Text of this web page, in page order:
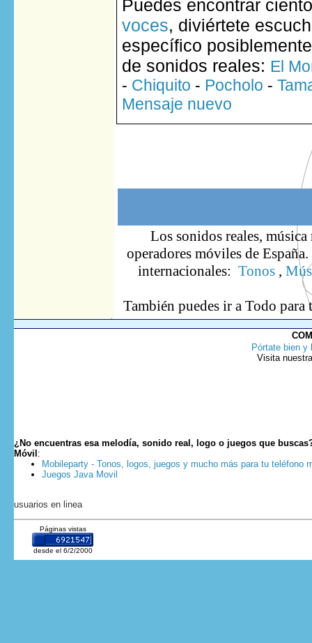
Puedes encontrar
voces, diviértete
específico
de sonidos reales: El
- Chiquito - Pocholo -
Mensaje nuevo
Los sonidos reales,
operadores móviles de
internacionales: Tonos,
También puedes ir a Todo para
Pórtate bien y
Visita
¿No encuentras esa melodía, sonido real, logo o juegos que
Móvil :
Mobileparty - Tonos, logos, juegos y mucho más para tu teléfono
Juegos Java Movil
usuarios en linea
Páginas vistas
desde el 6/2/2000